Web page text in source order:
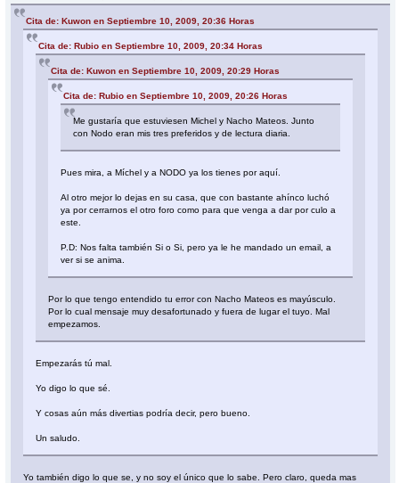
Cita de: Kuwon en Septiembre 10, 2009, 20:36 Horas
Cita de: Rubio en Septiembre 10, 2009, 20:34 Horas
Cita de: Kuwon en Septiembre 10, 2009, 20:29 Horas
Cita de: Rubio en Septiembre 10, 2009, 20:26 Horas
Me gustaría que estuviesen Michel y Nacho Mateos. Junto
con Nodo eran mis tres preferidos y de lectura diaria.
Pues mira, a Míchel y a NODO ya los tienes por aquí.
Al otro mejor lo dejas en su casa, que con bastante ahínco luchó
ya por cerrarnos el otro foro como para que venga a dar por culo a
este.
P.D: Nos falta también Si o Si, pero ya le he mandado un email, a
ver si se anima.
Por lo que tengo entendido tu error con Nacho Mateos es mayúsculo.
Por lo cual mensaje muy desafortunado y fuera de lugar el tuyo. Mal
empezamos.
Empezarás tú mal.
Yo digo lo que sé.
Y cosas aún más divertias podría decir, pero bueno.
Un saludo.
Yo también digo lo que se, y no soy el único que lo sabe. Pero claro, queda mas